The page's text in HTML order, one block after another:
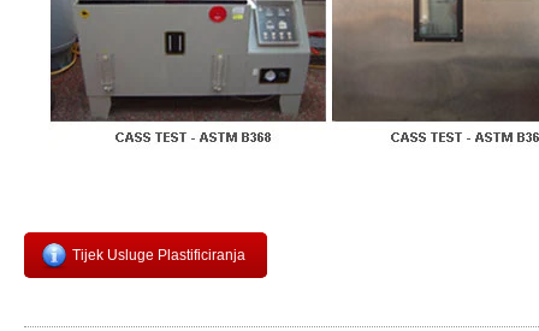
Tijek Usluge Plastificiranja